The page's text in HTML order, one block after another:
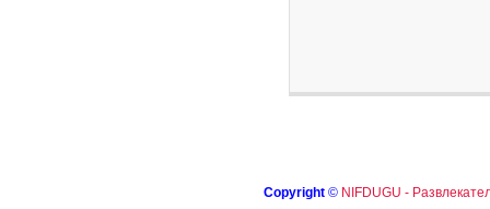
Copyright © NIFDUGU -